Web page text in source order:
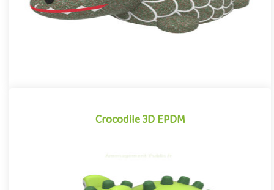
Crocodile 3D EPDM
Crocodile 3D EPDM